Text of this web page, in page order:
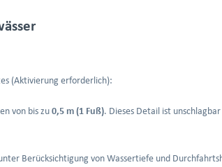
(Aktivierung erforderlich):
von bis zu 0,5 m (1 Fuß). Dieses Detail ist
Berücksichtigung von Wassertiefe und